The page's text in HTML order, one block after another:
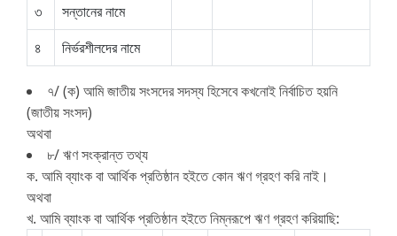
৩
সন্তানের নামে
৪
নির্ভরশীলদের নামে
৭/ (ক) আমি জাতীয় সংসদের সদস্য হিসেবে কখনোই নির্বাচিত হয়নি
(জাতীয় সংসদ)
অথবা
৮/ ঋণ সংক্রান্ত তথ্য
ক. আমি ব্যাংক বা আর্থিক প্রতিষ্ঠান হইতে কোন ঋণ গ্রহণ করি নাই।
অথবা
খ. আমি ব্যাংক বা আর্থিক প্রতিষ্ঠান হইতে নিম্নরূপে ঋণ গ্রহণ করিয়াছি: